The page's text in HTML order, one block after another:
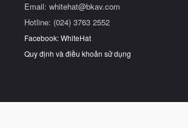
Email: whitehat@bkav.com
Hotline: (024) 3763 2552
Facebook: WhiteHat
Quy định và điều khoản sử dụng